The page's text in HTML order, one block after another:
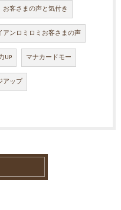
お客さまの声と気付き
アンロミロミお客さまの声
UP マナカードモー
アップ